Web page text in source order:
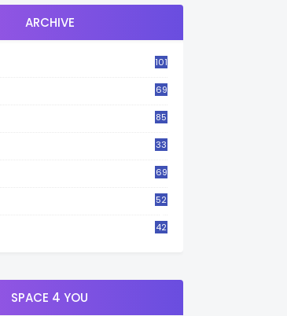
ARCHIVE
101
69
85
33
69
52
42
SPACE 4 YOU